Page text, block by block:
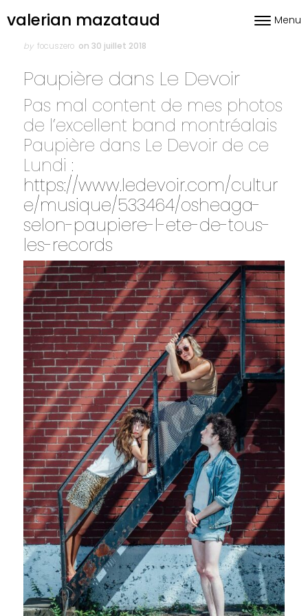
valerian mazataud ToggleMenu
Author
Posted
by focuszero on
on 30 juillet 2018
Paupière dans Le Devoir
Pas mal content de mes photos
de l’excellent band montréalais
Paupière dans Le Devoir de ce
Lundi :
https://www.ledevoir.com/cultur
e/musique/533464/osheaga-
selon-paupiere-l-ete-de-tous-
les-records